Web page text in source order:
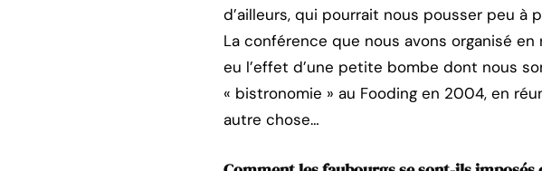
d’ailleurs, qui pourrait nous pousser peu à
La conférence que nous avons organisé
eu l’effet d’une petite bombe dont nous
« bistronomie » au Fooding en 2004, en
autre chose…